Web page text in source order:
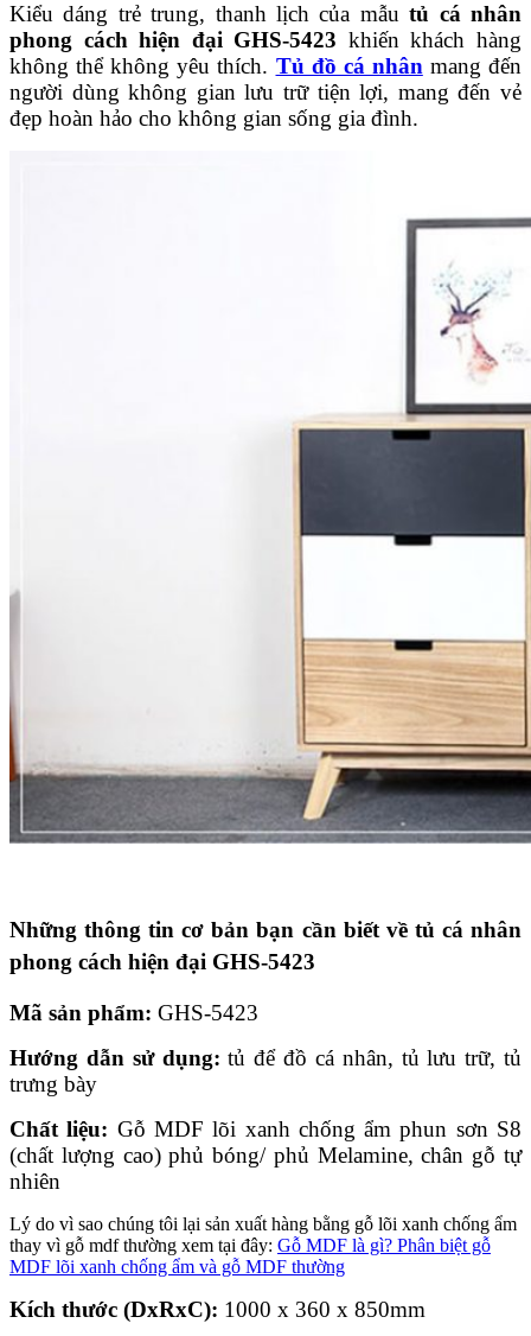
Kiểu dáng trẻ trung, thanh lịch của mẫutủ cá nhân
phong cách hiện đại GHS-5423 khiến khách hàng
không thể không yêu thích. Tủ đồ cá nhân mang đến
người dùng không gian lưu trữ tiện lợi, mang đến vẻ
đẹp hoàn hảo cho không gian sống gia đình.
Những thông tin cơ bản bạn cần biết về tủ cá nhân
phong cách hiện đại GHS-5423
Mã sản phẩm: GHS-5423
Hướng dẫn sử dụng:tủ để đồ cá nhân, tủ lưu trữ, tủ
trưng bày
Chất liệu: Gỗ MDF lõi xanh chống ẩm phun sơn S8
(chất lượng cao) phủ bóng/ phủ Melamine, chân gỗ tự
nhiên
Lý do vì sao chúng tôi lại sản xuất hàng bằng gỗ lõi xanh chống ẩm
thay vì gỗ mdf thường xem tại đây: Gỗ MDF là gì? Phân biệt gỗ
MDF lõi xanh chống ẩm và gỗ MDF thường
Kích thước (DxRxC): 1000 x 360 x 850mm